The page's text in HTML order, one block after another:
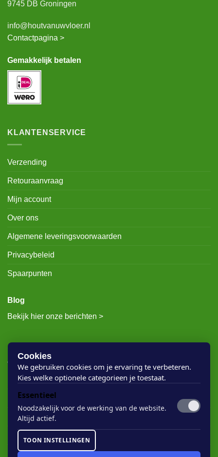
9745 DB Groningen
info@houtvanuwvloer.nl
Contactpagina >
Gemakkelijk betalen
KLANTENSERVICE
Verzending
Retouraanvraag
Mijn account
Over ons
Algemene leveringsvoorwaarden
Privacybeleid
Spaarpunten
Blog
Bekijk hier onze berichten >
Rigostep Skylt
Rubio Monocoat Oil Plus 2c
Houten vloer lak
Floorservice Onderhoudsolie
Rubio Monocoat Soap
Cookies
We gebruiken cookies om je ervaring te verbeteren.
Kies welke optionele categorieen je toestaat.
Essentieel
Noodzakelijk voor de werking van de website.
Altijd actief.
TOON INSTELLINGEN